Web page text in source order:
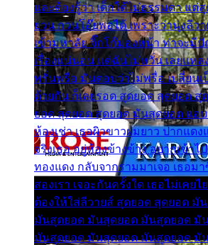
และต้องรู้ว่า เด็กใต้ไม่ธรรมดา แต่สุ
ยวน กวนโอ๊ยพอได้ เพราะว่านุ่งลีว
เข้ามหาลัย จิ๊กโก๊มองหน้า ท่าจะมี
เรื่องแน่นอน แต่ฉันไม่หวั่น เลยแห
พรั่นพรือ มันตอบว่าไม่พรื่อ เปลี่ยนเ
ด้วยกัน ก็เลยรอด สุดยอด สุดยอด
ยอด สุดยอด สุดยอด มันสุดยอด แอ
ห้องเช่า เธอผิวขาวผมยาว ปากแด
จริงเธอ อยู่ห้องข้างข้าง อยากเข้าไ
ทองแดง กลับจากรามมาเจอ เธอม
สองเรา เจอะกันครั้งใด เธอไม่เคย
ต้องให้ใส่ลีวายส์ สุดยอด สุดยอด มั
มันสุดยอด มันสุดยอด มันสุดยอด มั
มันสุดยอด มันสุดยอด มันสุดยอด มั